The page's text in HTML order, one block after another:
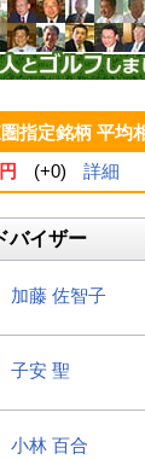
指定銘柄 平均
(+0) 詳細
バイザー
加藤 佐智子
子安 聖
小林 百合